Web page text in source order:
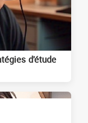
d'étude